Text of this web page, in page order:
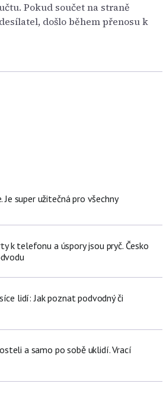
Pokud součet na straně
došlo během přenosu k
super užitečná pro všechny
k telefonu a úspory jsou pryč. Česko
lidí: Jak poznat podvodný či
a samo po sobě uklidí. Vrací